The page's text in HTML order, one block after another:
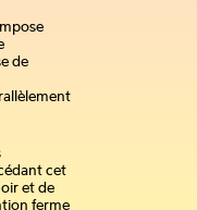
de
cet
et de